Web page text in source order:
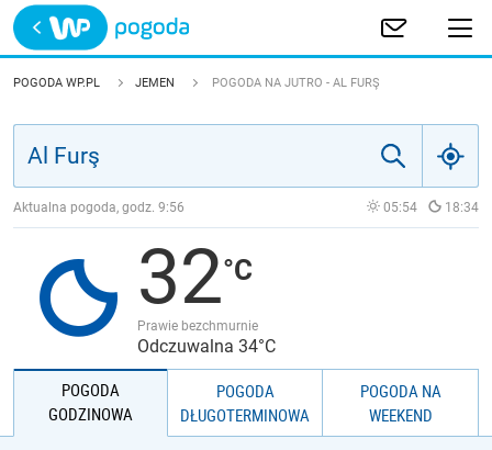
Trwa ładowanie
POLSKA
JAKOŚĆ POWIETRZA
POGODA WP.PL JEMEN POGODA NA JUTRO - AL FURŞ
Aktualna pogoda, godz. 9:56 05:54 18:34
32
Prawie bezchmurnie
Odczuwalna 34°C
POGODA
GODZINOWA
POGODA
DŁUGOTERMINOWA
POGODA NA
WEEKEND